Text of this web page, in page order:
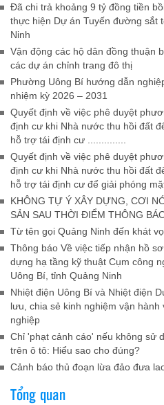
Đã chi trả khoảng 9 tỷ đồng tiền
thực hiện Dự án Tuyến đường sắt
Ninh
Vận động các hộ dân đồng thuận
các dự án chỉnh trang đô thị
Phường Uông Bí hướng dẫn
nhiệm kỳ 2026 – 2031
Quyết định về việc phê duyệt
định cư khi Nhà nước thu hồi đất
hỗ trợ tái định cư ..............
Quyết định về việc phê duyệt
định cư khi Nhà nước thu hồi đất
hỗ trợ tái định cư để giải phóng mặt
KHÔNG TỰ Ý XÂY DỰNG, CƠI
SẢN SAU THỜI ĐIỂM THÔNG
Từ tên gọi Quảng Ninh đến khát
Thông báo Về việc tiếp nhận hồ
dựng hạ tầng kỹ thuật Cụm công
Uông Bí, tỉnh Quảng Ninh
Nhiệt điện Uông Bí và Nhiệt điện
lưu, chia sẻ kinh nghiệm vận
nghiệp
Chỉ 'phạt cảnh cáo' nếu không sử
trên ô tô: Hiểu sao cho đúng?
Cảnh báo thủ đoạn lừa đảo đưa
Tổng quan